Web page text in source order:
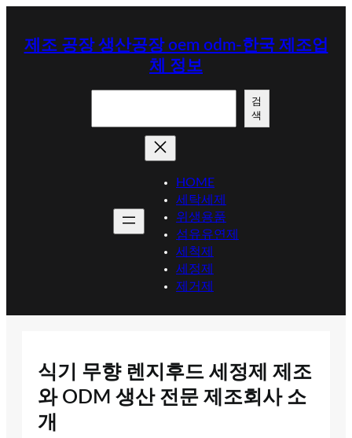
제조 공장 생산공장 oem odm-한국 제조업
체 정보
검
색
HOME
세탁세제
위생용품
섬유유연제
세척제
세정제
제거제
식기 무향 렌지후드 세정제 제조
와 ODM 생산 전문 제조회사 소
개